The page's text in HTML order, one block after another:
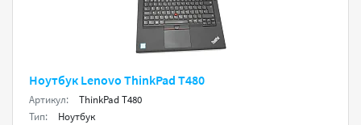
Ноутбук Lenovo ThinkPad T480
Артикул:
ThinkPad T480
Тип:
Ноутбук